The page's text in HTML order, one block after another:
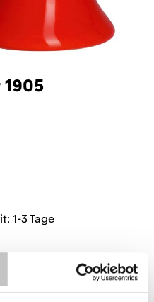
1905
gewünschten
1-3 Tage